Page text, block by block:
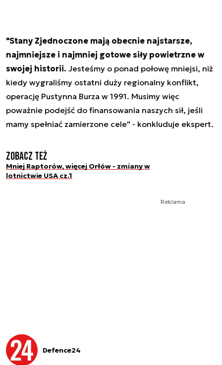
"Stany Zjednoczone mają obecnie najstarsze,
najmniejsze i najmniej gotowe siły powietrzne w
swojej historii. Jesteśmy o ponad połowę mniejsi, niż
kiedy wygraliśmy ostatni duży regionalny konflikt,
operację Pustynna Burza w 1991. Musimy więc
poważnie podejść do finansowania naszych sił, jeśli
mamy spełniać zamierzone cele" - konkluduje ekspert.
Zobacz też
Mniej Raptorów, więcej Orłów - zmiany w
lotnictwie USA cz.1
Reklama
Defence24